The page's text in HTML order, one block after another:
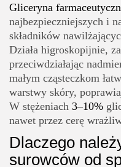
Gliceryna
najbezpieczniejszych i
składników
Działa higroskopijnie,
przeciwdziałając
małym cząsteczkom
warstwy skóry,
W stężeniach 3–10%
nawet przez cerę
Dlaczego
surowców od